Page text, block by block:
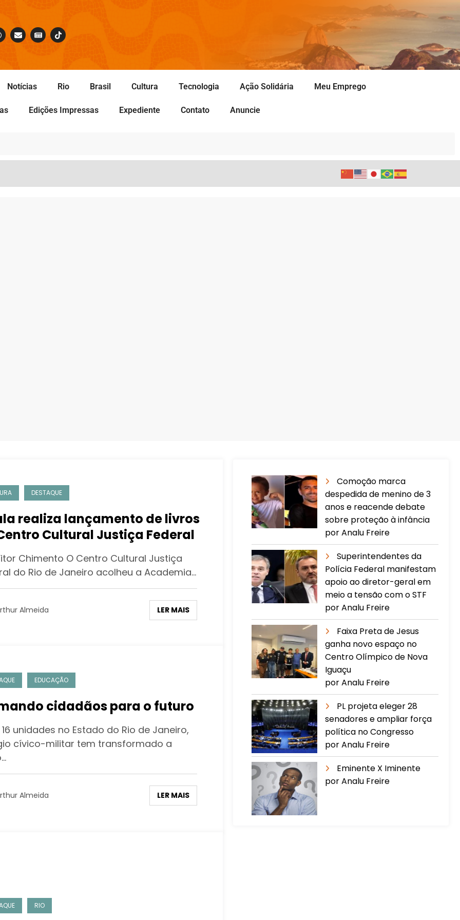
Notícias Rio Brasil Cultura Tecnologia Ação Solidária Meu Emprego
Edições Impressas Expediente Contato Anuncie
DESTAQUE
realiza lançamento de livros
Cultural Justiça Federal
Chimento O Centro Cultural Justiça
do Rio de Janeiro acolheu a Academia…
Almeida LER MAIS
EDUCAÇÃO
cidadãos para o futuro
unidades no Estado do Rio de Janeiro,
cívico-militar tem transformado a
Almeida LER MAIS
RIO
Comoção marca
despedida de menino de 3
anos e reacende debate
sobre proteção à infância
por Analu Freire
Superintendentes da
Polícia Federal manifestam
apoio ao diretor-geral em
meio a tensão com o STF
por Analu Freire
Faixa Preta de Jesus
ganha novo espaço no
Centro Olímpico de Nova
Iguaçu
por Analu Freire
PL projeta eleger 28
senadores e ampliar força
política no Congresso
por Analu Freire
Eminente X Iminente
por Analu Freire